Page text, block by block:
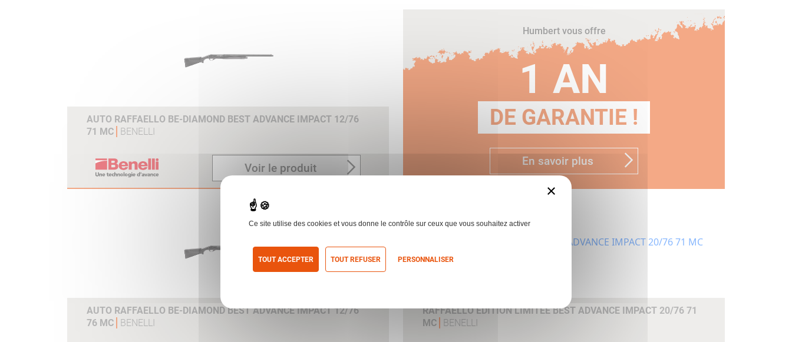
AUTO RAFFAELLO BE-DIAMOND BEST ADVANCE IMPACT 12/76
71 MC
BENELLI
Voir le produit
Humbert vous offre
1 AN
DE GARANTIE !
En savoir plus
AUTO RAFFAELLO BE-DIAMOND BEST ADVANCE IMPACT 12/76
76 MC
BENELLI
RAFFAELLO EDITION LIMITEE BEST ADVANCE IMPACT 20/76 71
MC
BENELLI
×
Ce site utilise des cookies et vous donne le contrôle sur ceux que vous souhaitez activer
TOUT ACCEPTER TOUT REFUSER PERSONNALISER